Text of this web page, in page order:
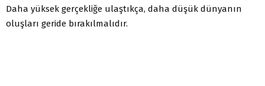
Daha yüksek gerçekliğe ulaştıkça, daha düşük dünyanın
oluşları geride bırakılmalıdır.